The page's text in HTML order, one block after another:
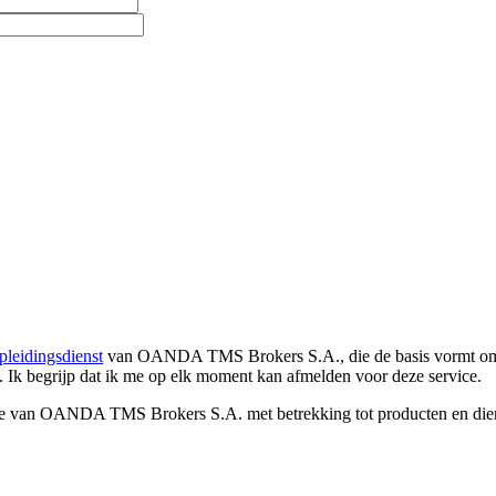
van OANDA TMS Brokers S.A., die de basis vormt
Ik begrijp dat ik me op elk moment kan afmelden voor deze service.
OANDA TMS Brokers S.A. met betrekking tot producten en